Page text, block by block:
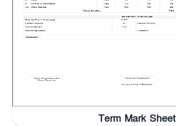
Term Mark Sheet